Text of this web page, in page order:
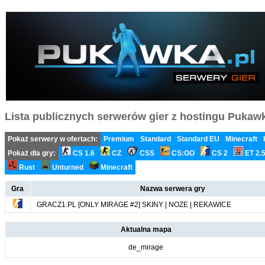
Lista publicznych serwerów gier z hostingu
Pokaż serwery w ofertach: Premium Standard Standard EU Minecraft
Pokaż dla gry:
CS 1.6 CZ CSS CS:GO CS 2
ET
Rust
Unturned Minecraft
Gra
Nazwa serwera gry
GRACZ1.PL [ONLY MIRAGE #2] SKINY | NOZE | REKAWICE
Aktualna mapa
de_mirage